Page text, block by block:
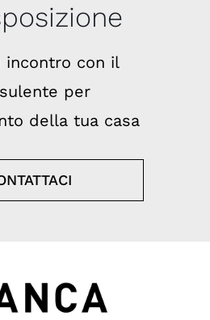
incontro con il
per
della tua casa